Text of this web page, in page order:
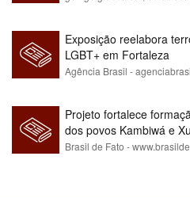
Exposição reelabora
LGBT+ em Fortaleza
Agência Brasil -
Projeto fortalece
dos povos Kambiwá e
Brasil de Fato -